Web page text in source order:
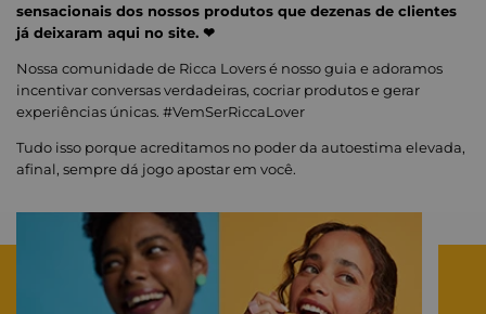
sensacionais dos nossos produtos que dezenas de clientes
já deixaram aqui no site. ❤
Nossa comunidade de Ricca Lovers é nosso guia e adoramos
incentivar conversas verdadeiras, cocriar produtos e gerar
experiências únicas. #VemSerRiccaLover
Tudo isso porque acreditamos no poder da autoestima elevada,
afinal, sempre dá jogo apostar em você.